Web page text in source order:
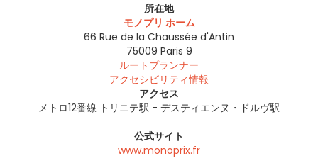
所在地
モノプリ ホーム
66 Rue de la Chaussée d'Antin
75009 Paris 9
ルートプランナー
アクセシビリティ情報
アクセス
メトロ12番線 トリニテ駅 - デスティエンヌ・ドルヴ駅
公式サイト
www.monoprix.fr